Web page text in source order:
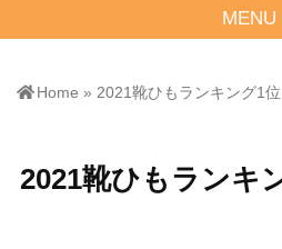
MENU
Home » 2021靴ひもランキング1位
2021靴ひもランキ